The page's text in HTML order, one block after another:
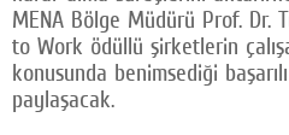
MENA Bölge Müdürü Prof. Dr.
to Work ödüllü şirketlerin
konusunda benimsediği
paylaşacak.